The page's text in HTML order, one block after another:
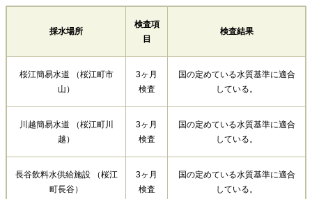
採水場所
検査項
目
検査結果
桜江簡易水道 （桜江町市
山）
3ヶ月
検査
国の定めている水質基準に適合
している。
川越簡易水道 （桜江町川
越）
3ヶ月
検査
国の定めている水質基準に適合
している。
長谷飲料水供給施設 （桜江
町長谷）
3ヶ月
検査
国の定めている水質基準に適合
している。